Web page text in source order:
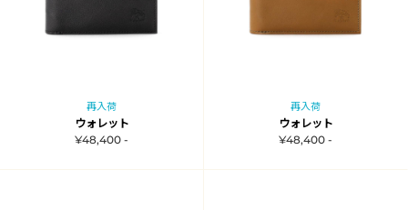
再入荷
ウォレット
¥48,400 -
再入荷
ウォレット
¥48,400 -